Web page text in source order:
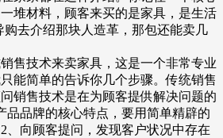
堆材料，顾客来买的是家具，是生活
去介绍那块人造革，那包还能卖几
售技术来卖家具，这是一个非常专业
能简单的告诉你几个步骤。传统销售
销售技术是在为顾客提供解决问题的
品品牌的核心特点，要用简单精辟的
、向顾客提问，发现客户状况中存在